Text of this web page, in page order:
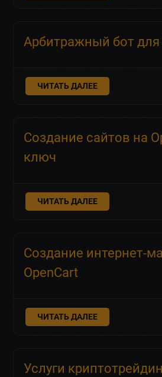
Арбитражный бот для
ЧИТАТЬ ДАЛЕЕ
Создание сайтов на
ключ
ЧИТАТЬ ДАЛЕЕ
Создание интернет-
OpenCart
ЧИТАТЬ ДАЛЕЕ
Услуги